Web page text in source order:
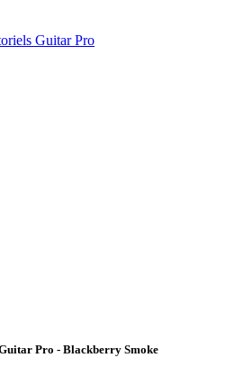
Guitar Pro
Pro - Blackberry Smoke